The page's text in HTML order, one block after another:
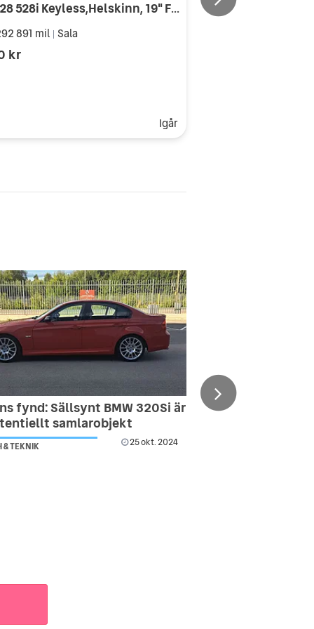
BMW 528 528i Keyless,Helskinn, 19" Fälgar
891 mil Sala
kr
Igår
fynd: Sällsynt BMW 320Si är
samlarobjekt
& TEKNIK 25 okt. 2024